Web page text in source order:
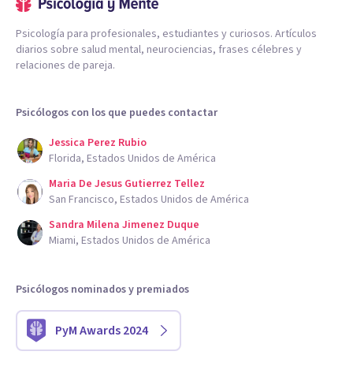
Psicología para profesionales, estudiantes y curiosos. Artículos
diarios sobre salud mental, neurociencias, frases célebres y
relaciones de pareja.
Psicólogos con los que puedes contactar
Jessica Perez Rubio
Florida, Estados Unidos de América
Maria De Jesus Gutierrez Tellez
San Francisco, Estados Unidos de América
Sandra Milena Jimenez Duque
Miami, Estados Unidos de América
Psicólogos nominados y premiados
PyM Awards 2024